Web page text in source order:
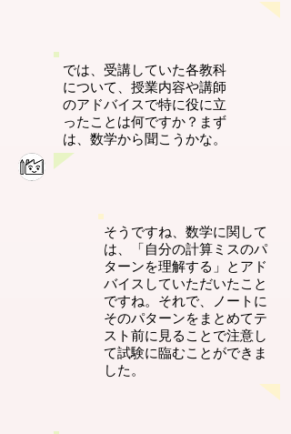
では、受講していた各教科
について、授業内容や講師
のアドバイスで特に役に立
ったことは何ですか？まず
は、数学から聞こうかな。
そうですね、数学に関して
は、「自分の計算ミスのパ
ターンを理解する」とアド
バイスしていただいたこと
ですね。それで、ノートに
そのパターンをまとめてテ
スト前に見ることで注意し
て試験に臨むことができま
した。